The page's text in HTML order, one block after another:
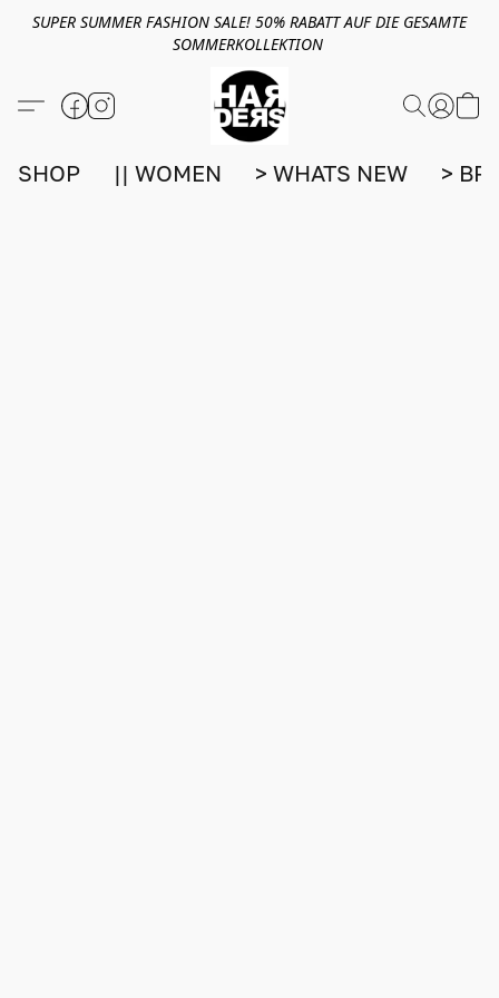
SUPER SUMMER FASHION SALE! 50% RABATT AUF DIE GESAMTE
SOMMERKOLLEKTION
SHOP || WOMEN > WHATS NEW >